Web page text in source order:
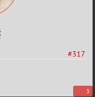
#317
3